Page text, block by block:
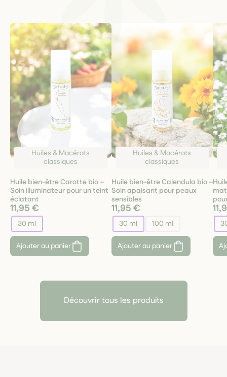
Huiles & Macérats
classiques
Huile bien-être Carotte bio –
Soin illuminateur pour un teint
éclatant
11,95 €
30 ml
Ajouter au panier
Huiles & Macérats
classiques
Huile bien-être Calendula bio –
Soin apaisant pour peaux
sensibles
11,95 €
30 ml 100 ml
Ajouter au panier
Découvrir tous les produits